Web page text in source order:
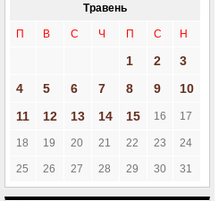
Травень
П В С Ч П С Н
1 2
3
4
5 6 7 8 9
10
11
12 13 14 15 16 17
18 19 20 21 22 23 24
25 26 27 28 29 30 31